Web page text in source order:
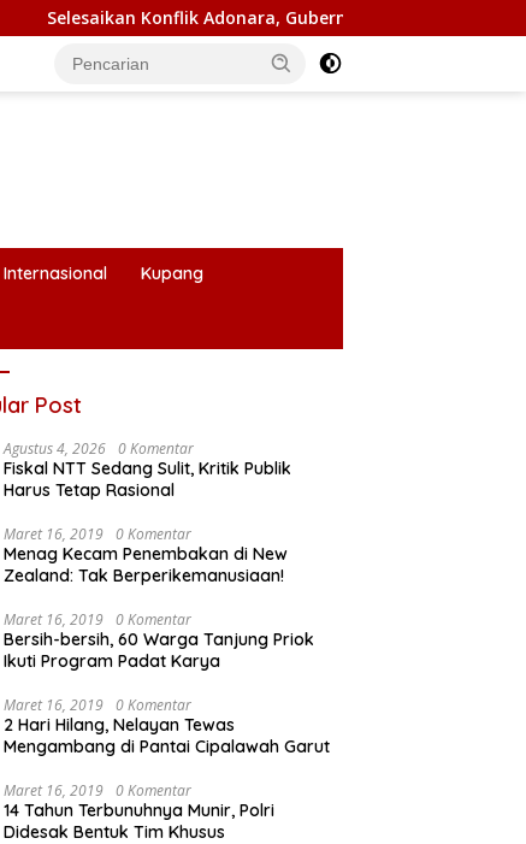
Gubernur Melki Pimpin Rakor Forkopimda
Internasional Kupang
Post
Agustus 4, 2026 0 Komentar
Fiskal NTT Sedang Sulit, Kritik Publik
Harus Tetap Rasional
Maret 16, 2019 0 Komentar
Menag Kecam Penembakan di New
Zealand: Tak Berperikemanusiaan!
Maret 16, 2019 0 Komentar
Bersih-bersih, 60 Warga Tanjung Priok
Ikuti Program Padat Karya
Maret 16, 2019 0 Komentar
2 Hari Hilang, Nelayan Tewas
Mengambang di Pantai Cipalawah Garut
Maret 16, 2019 0 Komentar
14 Tahun Terbunuhnya Munir, Polri
Didesak Bentuk Tim Khusus